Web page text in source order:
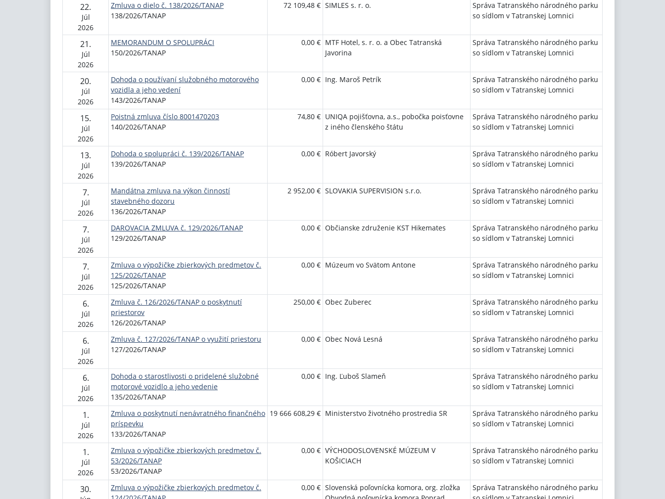
22.
Júl
2026
Zmluva o dielo č. 138/2026/TANAP
138/2026/TANAP
72 109,48 € SIMLES s. r. o.
Správa Tatranského národného parku
so sídlom v Tatranskej Lomnici
21.
Júl
2026
MEMORANDUM O SPOLUPRÁCI
150/2026/TANAP
0,00 € MTF Hotel, s. r. o. a Obec Tatranská
Javorina
Správa Tatranského národného parku
so sídlom v Tatranskej Lomnici
20.
Júl
2026
Dohoda o používaní služobného motorového
vozidla a jeho vedení
143/2026/TANAP
0,00 € Ing. Maroš Petrík
Správa Tatranského národného parku
so sídlom v Tatranskej Lomnici
15.
Júl
2026
Poistná zmluva číslo 8001470203
140/2026/TANAP
74,80 € UNIQA pojišťovna, a.s., pobočka poisťovne
z iného členského štátu
Správa Tatranského národného parku
so sídlom v Tatranskej Lomnici
13.
Júl
2026
Dohoda o spolupráci č. 139/2026/TANAP
139/2026/TANAP
0,00 € Róbert Javorský
Správa Tatranského národného parku
so sídlom v Tatranskej Lomnici
7.
Júl
2026
Mandátna zmluva na výkon činností
stavebného dozoru
136/2026/TANAP
2 952,00 € SLOVAKIA SUPERVISION s.r.o.
Správa Tatranského národného parku
so sídlom v Tatranskej Lomnici
7.
Júl
2026
DAROVACIA ZMLUVA č. 129/2026/TANAP
129/2026/TANAP
0,00 € Občianske združenie KST Hikemates
Správa Tatranského národného parku
so sídlom v Tatranskej Lomnici
7.
Júl
2026
Zmluva o výpožičke zbierkových predmetov č.
125/2026/TANAP
125/2026/TANAP
0,00 € Múzeum vo Svätom Antone
Správa Tatranského národného parku
so sídlom v Tatranskej Lomnici
6.
Júl
2026
Zmluva č. 126/2026/TANAP o poskytnutí
priestorov
126/2026/TANAP
250,00 € Obec Zuberec
Správa Tatranského národného parku
so sídlom v Tatranskej Lomnici
6.
Júl
2026
Zmluva č. 127/2026/TANAP o využití priestoru
127/2026/TANAP
0,00 € Obec Nová Lesná
Správa Tatranského národného parku
so sídlom v Tatranskej Lomnici
6.
Júl
2026
Dohoda o starostlivosti o pridelené služobné
motorové vozidlo a jeho vedenie
135/2026/TANAP
0,00 € Ing. Ľuboš Slameň
Správa Tatranského národného parku
so sídlom v Tatranskej Lomnici
1.
Júl
2026
Zmluva o poskytnutí nenávratného finančného
príspevku
133/2026/TANAP
19 666 608,29 € Ministerstvo životného prostredia SR
Správa Tatranského národného parku
so sídlom v Tatranskej Lomnici
1.
Júl
2026
Zmluva o výpožičke zbierkových predmetov č.
53/2026/TANAP
53/2026/TANAP
0,00 € VÝCHODOSLOVENSKÉ MÚZEUM V
KOŠICIACH
Správa Tatranského národného parku
so sídlom v Tatranskej Lomnici
30.
Zmluva o výpožičke zbierkových predmetov č.
0,00 € Slovenská poľovnícka komora, org. zložka
Správa Tatranského národného parku